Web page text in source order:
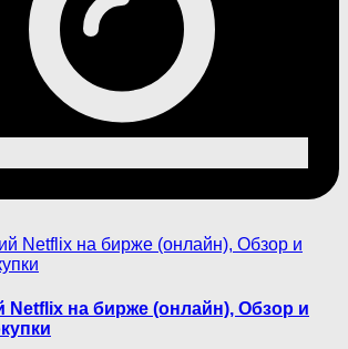
Netflix на бирже (онлайн), Обзор и